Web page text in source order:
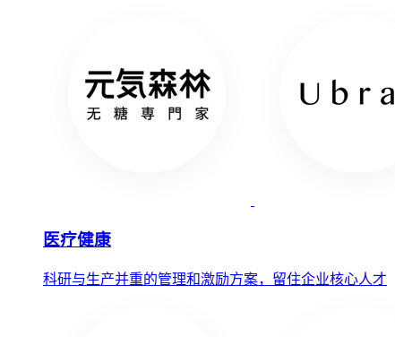
医疗健康
科研与生产并重的管理和激励方案，留住企业核心人才